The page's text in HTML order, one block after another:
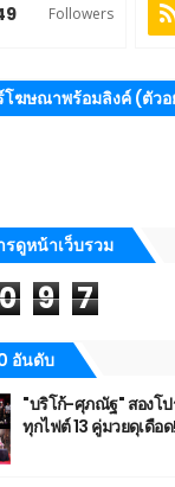
Followers
โฆษณาพร้อมลิงค์ (ตัวอ
ดูหน้าเว็บรวม
9 7
อันดับ
"บริโก้-ศุภณัฐ" สองโป
ทุกไฟต์ 13 คู่มวยดุเดือด!